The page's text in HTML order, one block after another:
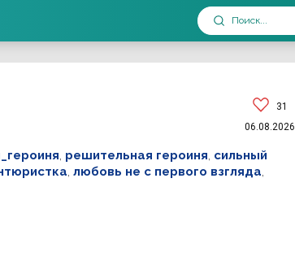
31
06.08.2026
решительная героиня сильный
любовь не с первого взгляда